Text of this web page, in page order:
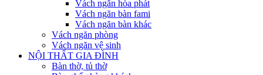
Vách ngăn hòa phát
Vách ngăn bàn fami
Vách ngăn bàn khác
Vách ngăn phòng
Vách ngăn vệ sinh
NỘI THẤT GIA ĐÌNH
Bàn thờ, tủ thờ